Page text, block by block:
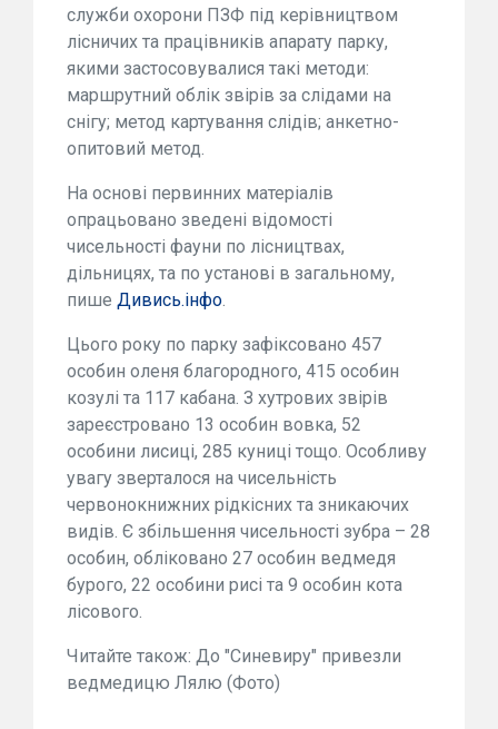
служби охорони ПЗФ під керівництвом
лісничих та працівників апарату парку,
якими застосовувалися такі методи:
маршрутний облік звірів за слідами на
снігу; метод картування слідів; анкетно-
опитовий метод.
На основі первинних матеріалів
опрацьовано зведені відомості
чисельності фауни по лісництвах,
дільницях, та по установі в загальному,
пише Дивись.інфо.
Цього року по парку зафіксовано 457
особин оленя благородного, 415 особин
козулі та 117 кабана. З хутрових звірів
зареєстровано 13 особин вовка, 52
особини лисиці, 285 куниці тощо. Особливу
увагу зверталося на чисельність
червонокнижних рідкісних та зникаючих
видів. Є збільшення чисельності зубра – 28
особин, обліковано 27 особин ведмедя
бурого, 22 особини рисі та 9 особин кота
лісового.
Читайте також: До "Синевиру" привезли
ведмедицю Лялю (Фото)